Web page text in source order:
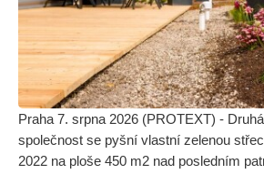
Praha 7. srpna 2026 (PROTEXT) -
společnost se pyšní vlastní zelenou
2022 na ploše 450 m2 nad posledním